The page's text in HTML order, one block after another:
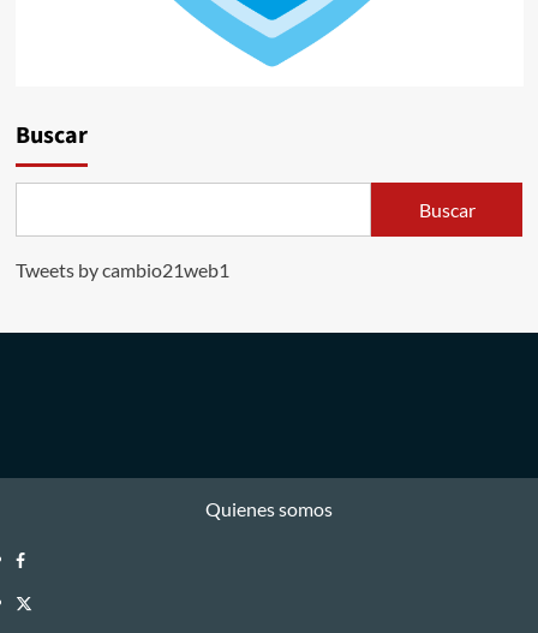
Buscar
Buscar
Tweets by cambio21web1
Quienes somos
Facebook
Twitter